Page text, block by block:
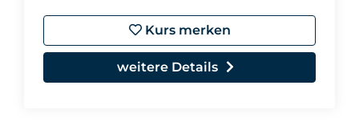
Kurs merken
weitere Details